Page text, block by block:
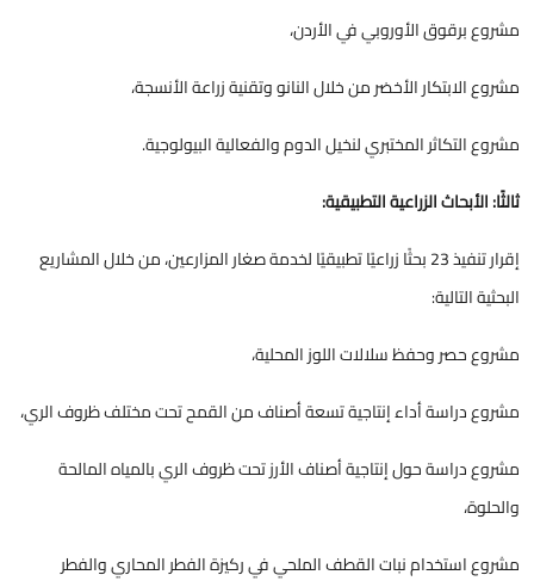
مشروع برقوق الأوروبي في الأردن،
مشروع الابتكار الأخضر من خلال النانو وتقنية زراعة الأنسجة،
مشروع التكاثر المختبري لنخيل الدوم والفعالية البيولوجية.
ثالثًا: الأبحاث الزراعية التطبيقية:
إقرار تنفيذ 23 بحثًا زراعيًا تطبيقيًا لخدمة صغار المزارعين، من خلال المشاريع
البحثية التالية:
مشروع حصر وحفظ سلالات اللوز المحلية،
مشروع دراسة أداء إنتاجية تسعة أصناف من القمح تحت مختلف ظروف الري،
مشروع دراسة حول إنتاجية أصناف الأرز تحت ظروف الري بالمياه المالحة
والحلوة،
مشروع استخدام نبات القطف الملحي في ركيزة الفطر المحاري والفطر